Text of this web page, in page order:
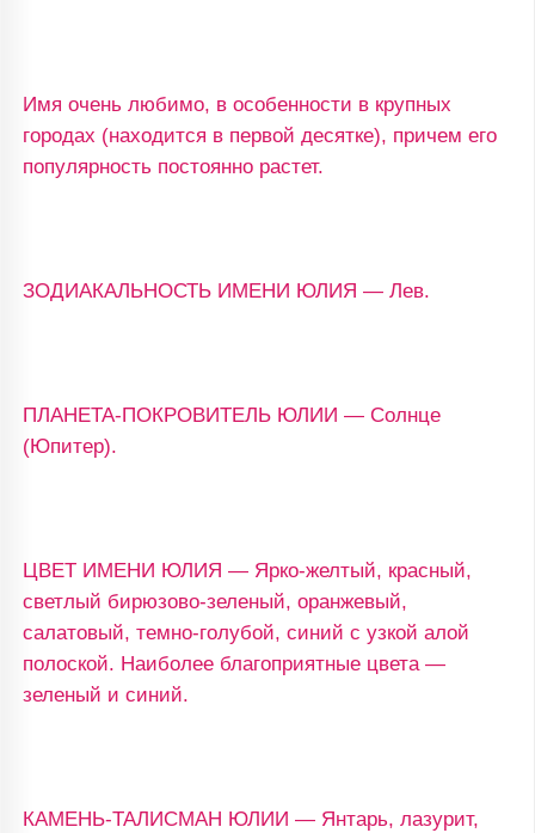
Имя очень любимо, в особенности в крупных
городах (находится в первой десятке), причем его
популярность постоянно растет.
ЗОДИАКАЛЬНОСТЬ ИМЕНИ ЮЛИЯ — Лев.
ПЛАНЕТА-ПОКРОВИТЕЛЬ ЮЛИИ — Солнце
(Юпитер).
ЦВЕТ ИМЕНИ ЮЛИЯ — Ярко-желтый, красный,
светлый бирюзово-зеленый, оранжевый,
салатовый, темно-голубой, синий с узкой алой
полоской. Наиболее благоприятные цвета —
зеленый и синий.
КАМЕНЬ-ТАЛИСМАН ЮЛИИ — Янтарь, лазурит,